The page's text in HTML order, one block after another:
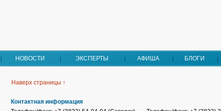
НОВОСТИ ЭКСПЕРТЫ АФИША БЛОГИ
Наверх страницы ↑
Контактная информация